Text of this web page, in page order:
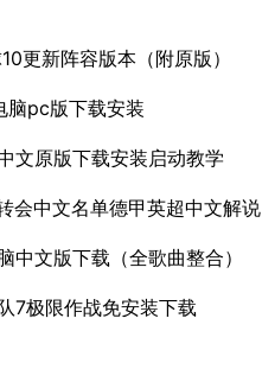
更新阵容版本（附原版）
脑pc版下载安装
文原版下载安装启动教学
会中文名单德甲英超中文解说
中文版下载（全歌曲整合）
7极限作战免安装下载